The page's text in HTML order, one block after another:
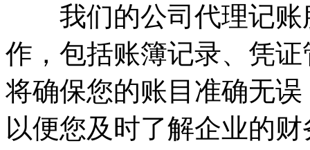
我们的公司代理记账
作，包括账簿记录、凭
将确保您的账目准确无
以便您及时了解企业的